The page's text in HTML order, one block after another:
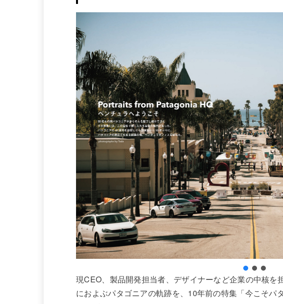
現CEO、製品開発担当者、デザイナーなど企業の中核を
におよぶパタゴニアの軌跡を、10年前の特集「今こそパ